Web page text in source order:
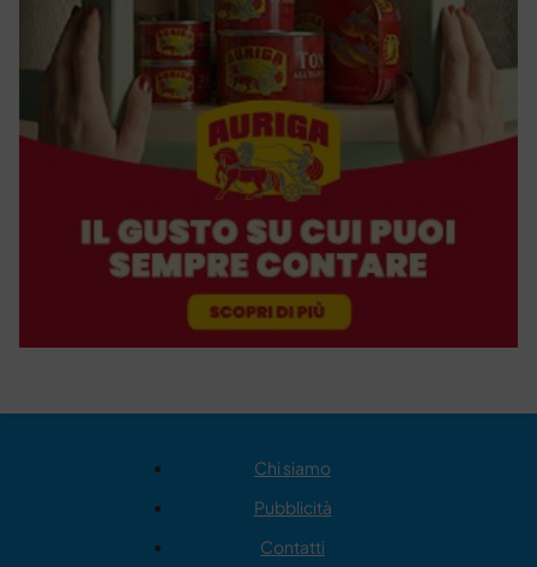
Chi siamo
Pubblicità
Contatti